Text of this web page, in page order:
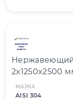
2x1250x2500
МАРКА
AISI 304